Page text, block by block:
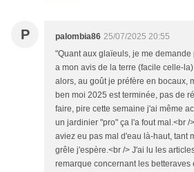
P palombia86 25/07/2025 20:55
"Quant aux glaïeuls, je me
a mon avis de la terre (facile celle-
alors, au goût je préfère en bocaux,
ben moi 2025 est terminée, pas de
faire, pire cette semaine j'ai même
un jardinier "pro" ça l'a fout mal.<br /
aviez eu pas mal d'eau là-haut, tant
grêle j'espère.<br /> J'ai lu les
remarque concernant les betteraves